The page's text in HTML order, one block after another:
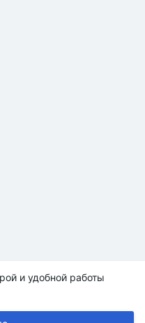
и удобной работы